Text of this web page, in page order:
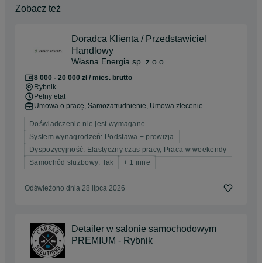
Zobacz też
Doradca Klienta / Przedstawiciel
Handlowy
Własna Energia sp. z o.o.
8 000 - 20 000 zł / mies. brutto
Rybnik
Pełny etat
Umowa o pracę, Samozatrudnienie, Umowa zlecenie
Doświadczenie nie jest wymagane
System wynagrodzeń: Podstawa + prowizja
Dyspozycyjność: Elastyczny czas pracy, Praca w weekendy
Samochód służbowy: Tak
+ 1 inne
Odświeżono dnia 28 lipca 2026
Detailer w salonie samochodowym
PREMIUM - Rybnik